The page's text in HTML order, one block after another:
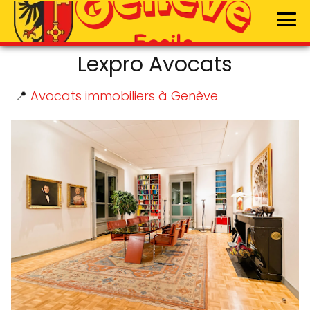
Lexpro Avocats
📍 Avocats immobiliers à Genève